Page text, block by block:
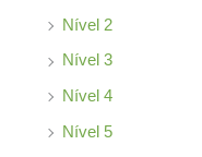
Nível 2
Nível 3
Nível 4
Nível 5